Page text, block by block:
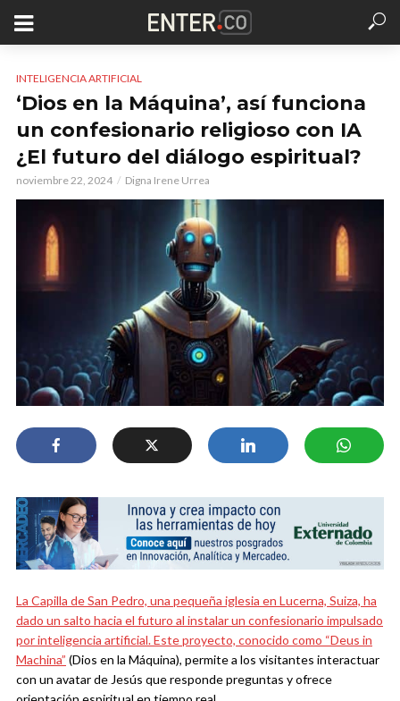
INTELIGENCIA ARTIFICIAL
‘Dios en la Máquina’, así funciona
un confesionario religioso con IA
¿El futuro del diálogo espiritual?
noviembre 22, 2024 Digna Irene Urrea
La Capilla de San Pedro, una pequeña iglesia en Lucerna, Suiza, ha
dado un salto hacia el futuro al instalar un confesionario impulsado
por inteligencia artificial. Este proyecto, conocido como “Deus in
Machina” (Dios en la Máquina), permite a los visitantes interactuar
con un avatar de Jesús que responde preguntas y ofrece